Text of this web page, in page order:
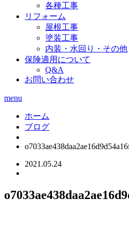
各種工事
リフォーム
屋根工事
塗装工事
内装・水回り・その他
保険適用について
Q&A
お問い合わせ
menu
ホーム
ブログ
2021.05.24